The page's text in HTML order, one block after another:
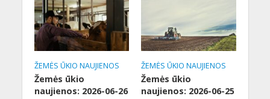
ŽEMĖS ŪKIO NAUJIENOS
Žemės ūkio
naujienos: 2026-06-26
ŽEMĖS ŪKIO NAUJIENOS
Žemės ūkio
naujienos: 2026-06-25